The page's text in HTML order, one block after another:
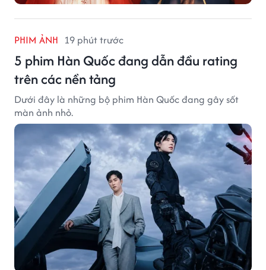
PHIM ẢNH 19 phút trước
5 phim Hàn Quốc đang dẫn đầu rating
trên các nền tảng
Dưới đây là những bộ phim Hàn Quốc đang gây sốt
màn ảnh nhỏ.